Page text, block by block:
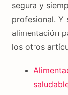
segura y
profesional. Y
alimentación
los otros